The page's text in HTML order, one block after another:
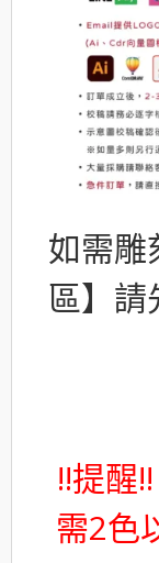
如需雕
區】請
!!提醒
需2色